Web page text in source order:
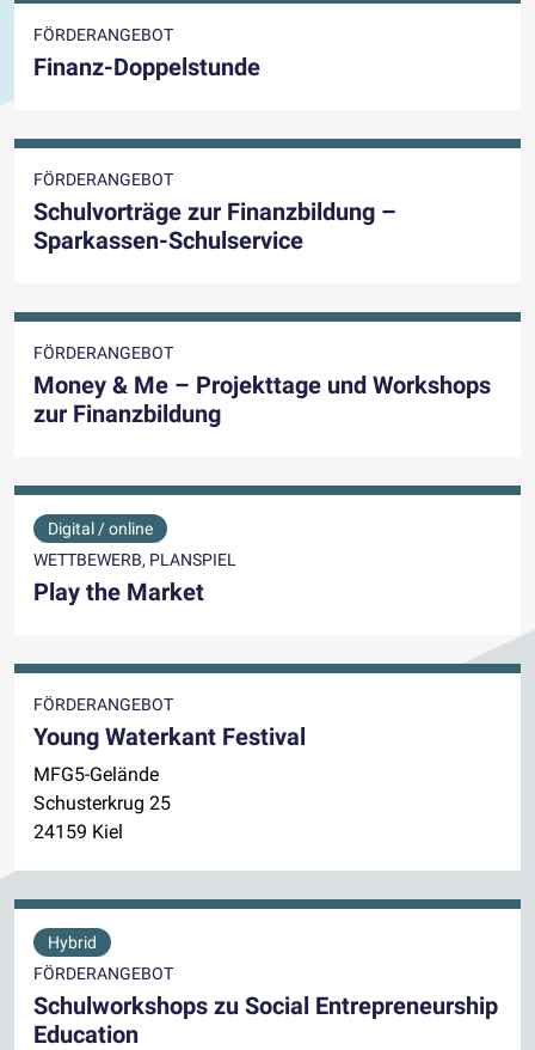
FÖRDERANGEBOT
Finanz-Doppelstunde
FÖRDERANGEBOT
Schulvorträge zur Finanzbildung –
Sparkassen-Schulservice
FÖRDERANGEBOT
Money & Me – Projekttage und Workshops
zur Finanzbildung
Digital / online
WETTBEWERB, PLANSPIEL
Play the Market
FÖRDERANGEBOT
Young Waterkant Festival
MFG5-Gelände
Schusterkrug 25
24159 Kiel
Hybrid
FÖRDERANGEBOT
Schulworkshops zu Social Entrepreneurship
Education